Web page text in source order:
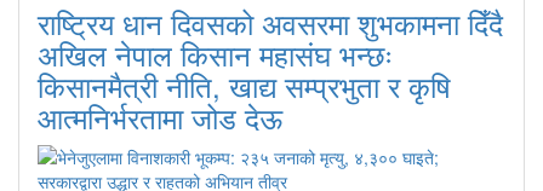
राष्ट्रिय धान दिवसको अवसरमा शुभकामना दिँदै
अखिल नेपाल किसान महासंघ भन्छः
किसानमैत्री नीति, खाद्य सम्प्रभुता र कृषि
आत्मनिर्भरतामा जोड देऊ